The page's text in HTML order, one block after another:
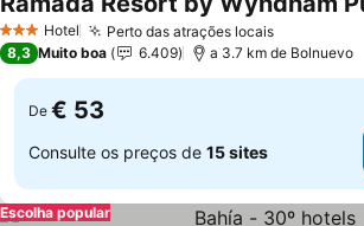
3 EstrelasHotel Perto das atrações locais
8,3 Muito boa 6.409 a 3.7 km de Bolnuevo
De € 53
Consulte os preços de 15 sites
Escolha popular